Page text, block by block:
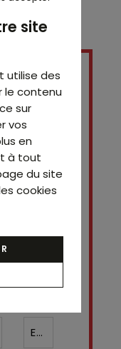
Email*
site
utilise des
le contenu
sur
vos
en
à tout
du site
cookies